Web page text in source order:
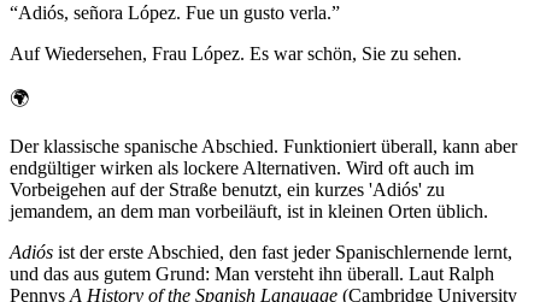
“Adiós, señora López. Fue un gusto verla.”
Auf Wiedersehen, Frau López. Es war schön, Sie zu sehen.
🌍
Der klassische spanische Abschied. Funktioniert überall, kann aber
endgültiger wirken als lockere Alternativen. Wird oft auch im
Vorbeigehen auf der Straße benutzt, ein kurzes 'Adiós' zu
jemandem, an dem man vorbeiläuft, ist in kleinen Orten üblich.
Adiós ist der erste Abschied, den fast jeder Spanischlernende lernt,
und das aus gutem Grund: Man versteht ihn überall. Laut Ralph
Pennys A History of the Spanish Language (Cambridge University